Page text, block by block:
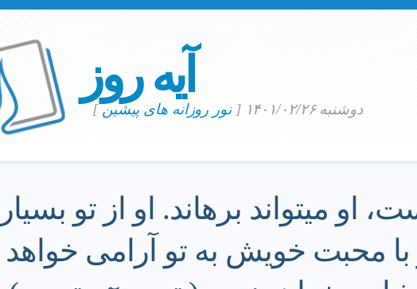
آیه روز
دوشنبه ۱۴۰۱/۰۲/۲۶ [نور روزانه های پیشین]
او ميتواند برهاند. او از تو بسيار
محبت خويش به تو آرامى خواهد